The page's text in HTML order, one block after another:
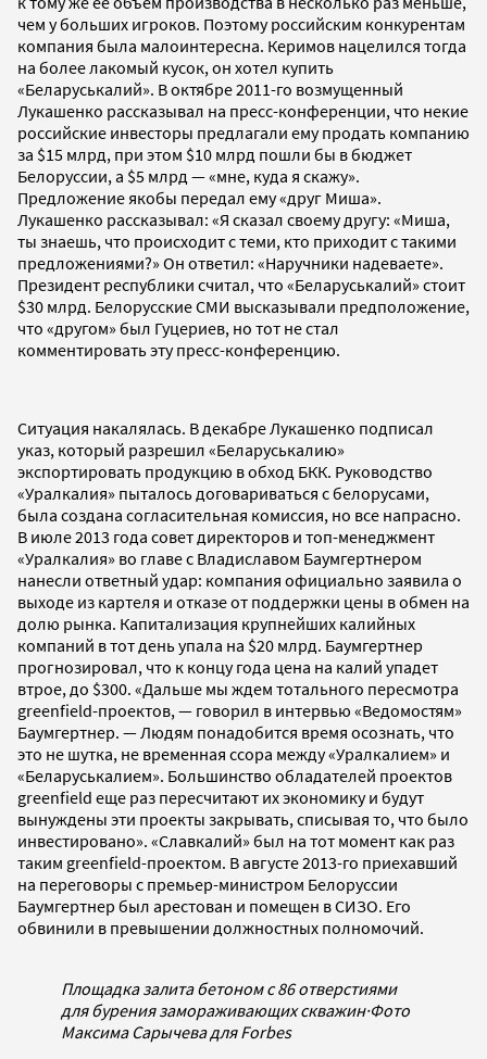
чем у больших игроков. Поэтому российским конкурентам
компания была малоинтересна. Керимов нацелился тогда
на более лакомый кусок, он хотел купить
«Беларуськалий». В октябре 2011-го возмущенный
Лукашенко рассказывал на пресс-конференции, что некие
российские инвесторы предлагали ему продать компанию
за $15 млрд, при этом $10 млрд пошли бы в бюджет
Белоруссии, а $5 млрд — «мне, куда я скажу».
Предложение якобы передал ему «друг Миша».
Лукашенко рассказывал: «Я сказал своему другу: «Миша,
ты знаешь, что происходит с теми, кто приходит с такими
предложениями?» Он ответил: «Наручники надеваете».
Президент республики считал, что «Беларуськалий» стоит
$30 млрд. Белорусские СМИ высказывали предположение,
что «другом» был Гуцериев, но тот не стал
комментировать эту пресс-конференцию.
Ситуация накалялась. В декабре Лукашенко подписал
указ, который разрешил «Беларуськалию»
экспортировать продукцию в обход БКК. Руководство
«Уралкалия» пыталось договариваться с белорусами,
была создана согласительная комиссия, но все напрасно.
В июле 2013 года совет директоров и топ-менеджмент
«Уралкалия» во главе с Владиславом Баумгертнером
нанесли ответный удар: компания официально заявила о
выходе из картеля и отказе от поддержки цены в обмен на
долю рынка. Капитализация крупнейших калийных
компаний в тот день упала на $20 млрд. Баумгертнер
прогнозировал, что к концу года цена на калий упадет
втрое, до $300. «Дальше мы ждем тотального пересмотра
greenfield-проектов, — говорил в интервью «Ведомостям»
Баумгертнер. — Людям понадобится время осознать, что
это не шутка, не временная ссора между «Уралкалием» и
«Беларуськалием». Большинство обладателей проектов
greenfield еще раз пересчитают их экономику и будут
вынуждены эти проекты закрывать, списывая то, что было
инвестировано». «Славкалий» был на тот момент как раз
таким greenfield-проектом. В августе 2013-го приехавший
на переговоры с премьер-министром Белоруссии
Баумгертнер был арестован и помещен в СИЗО. Его
обвинили в превышении должностных полномочий.
Площадка залита бетоном с 86 отверстиями
для бурения замораживающих скважин·Фото
Максима Сарычева для Forbes